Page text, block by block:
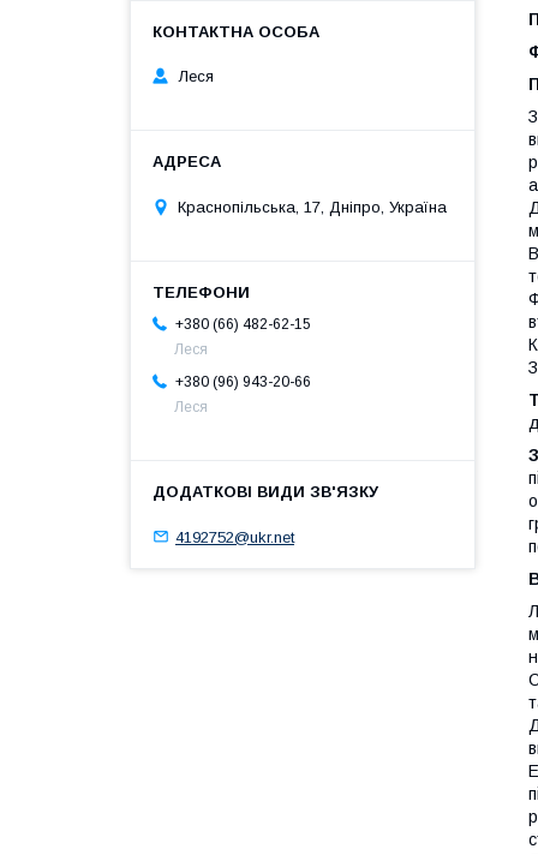
Леся
Краснопільська, 17, Дніпро, Україна
+380 (66) 482-62-15
Леся
+380 (96) 943-20-66
Леся
4192752@ukr.net